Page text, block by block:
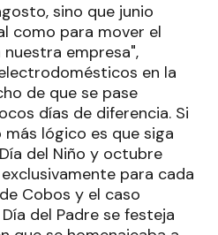
sino que junio
como para mover el
empresa",
en la
de que se pase
días de diferencia. Si
lógico es que siga
del Niño y octubre
para cada
Cobos y el caso
del Padre se festeja